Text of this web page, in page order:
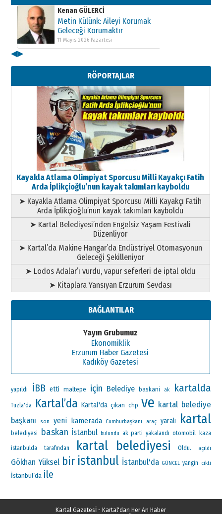
Kenan GÜLERCİ
Metin Külünk: Aileyi Korumak
Geleceği Korumaktır
11 Mayıs 2026 Pazartesi
Metin Külünk: Aileyi Korumak
Geleceği Korumaktır
11 Mayıs 2026 Pazartesi
◀▶
RÖPORTAJLAR
Kayakla Atlama Olimpiyat Sporcusu Milli Kayakçı Fatih
Arda İplikçioğlu’nun kayak takımları kayboldu
➤ Kayakla Atlama Olimpiyat Sporcusu Milli Kayakçı Fatih
Arda İplikçioğlu’nun kayak takımları kayboldu
➤ Kartal Belediyesi’nden Engelsiz Yaşam Festivali
Düzenliyor
➤ Kartal’da Makine Hangar’da Endüstriyel Otomasyonun
Geleceği Şekilleniyor
➤ Lodos Adalar’ı vurdu, vapur seferleri de iptal oldu
➤ Kitaplara Yansıyan Erzurum Sevdası
BAĞLANTILAR
Yayın Grubumuz
Ekonomiklik
Erzurum Haber Gazetesi
Kadıköy Gazetesi
yapıldı İBB etti maltepe için Belediye baskani ak kartalda
Tuzla'da Kartal’da Kartal'da çıkan chp ve kartal belediye
başkanı
son yeni kamerada Cumhurbaşkanı araç yaralı kartal
belediyesi baskan İstanbul bulundu ak parti yakalandı otomobil kaza
istanbulda tarafından kartal belediyesi Oldu. açıldı
Gökhan Yüksel bir istanbul İstanbul'da GÜNCEL yangin cikti
İstanbul’da ile
Kartal Gazetesİ - Kartal'dan Her An Haber